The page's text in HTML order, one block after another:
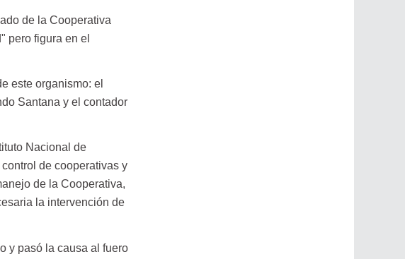
de la Cooperativa
pero figura en el
este organismo: el
Santana y el contador
Nacional de
de cooperativas y
de la Cooperativa,
la intervención de
y pasó la causa al fuero